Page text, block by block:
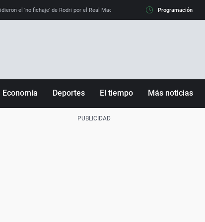
el 'no fichaje' de Rodri por el Real Madrid y su 'sí' al Barça La llamada
Programación
Economía Deportes El tiempo Más noticias